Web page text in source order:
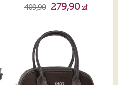
409,90 279,90zł